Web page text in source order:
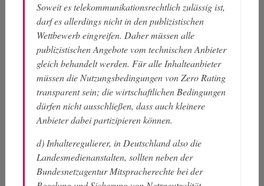
Soweit es telekommunikationsrechtlich zulässig ist,
darf es allerdings nicht in den publizistischen
Wettbewerb eingreifen. Daher müssen alle
publizistischen Angebote vom technischen Anbieter
gleich behandelt werden. Für alle Inhalteanbieter
müssen die Nutzungsbedingungen von Zero Rating
transparent sein; die wirtschaftlichen Bedingungen
dürfen nicht ausschließen, dass auch kleinere
Anbieter dabei partizipieren können.
d) Inhalteregulierer, in Deutschland also die
Landesmedienanstalten, sollten neben der
Bundesnetzagentur Mitspracherechte bei der